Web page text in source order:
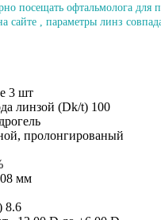
посещать офтальмолога для
сайте , параметры линз
3 шт
линзой (Dk/t) 100
пролонгированый
мм
8.6